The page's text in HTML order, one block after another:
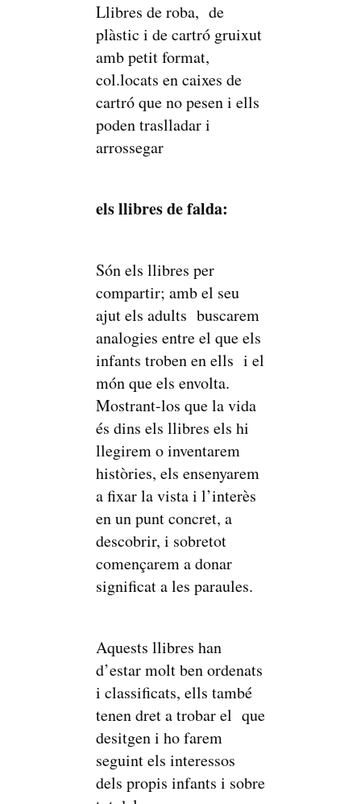
Llibres de roba, de
plàstic i de cartró gruixut
amb petit format,
col.locats en caixes de
cartró que no pesen i ells
poden traslladar i
arrossegar
els llibres de falda:
Són els llibres per
compartir; amb el seu
ajut els adults buscarem
analogies entre el que els
infants troben en ells i el
món que els envolta.
Mostrant-los que la vida
és dins els llibres els hi
llegirem o inventarem
històries, els ensenyarem
a fixar la vista i l’interès
en un punt concret, a
descobrir, i sobretot
començarem a donar
significat a les paraules.
Aquests llibres han
d’estar molt ben ordenats
i classificats, ells també
tenen dret a trobar el que
desitgen i ho farem
seguint els interessos
dels propis infants i sobre